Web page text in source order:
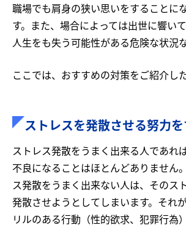
職場でも肩身の狭い思いをすることに
す。また、場合によっては出世に響い
人生をも失う可能性がある危険な状況な
ここでは、おすすめの対策をご紹介し
ストレスを発散させる努力
ストレス発散をうまく出来る人であれ
不良になることはほとんどありません
ス発散をうまく出来ない人は、そのス
発散させようとしてしまいます。それ
リルのある行動（性的欲求、犯罪行為